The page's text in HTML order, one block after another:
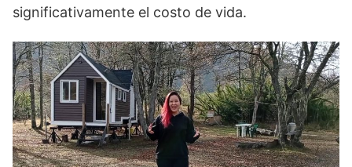
significativamente el costo de vida.